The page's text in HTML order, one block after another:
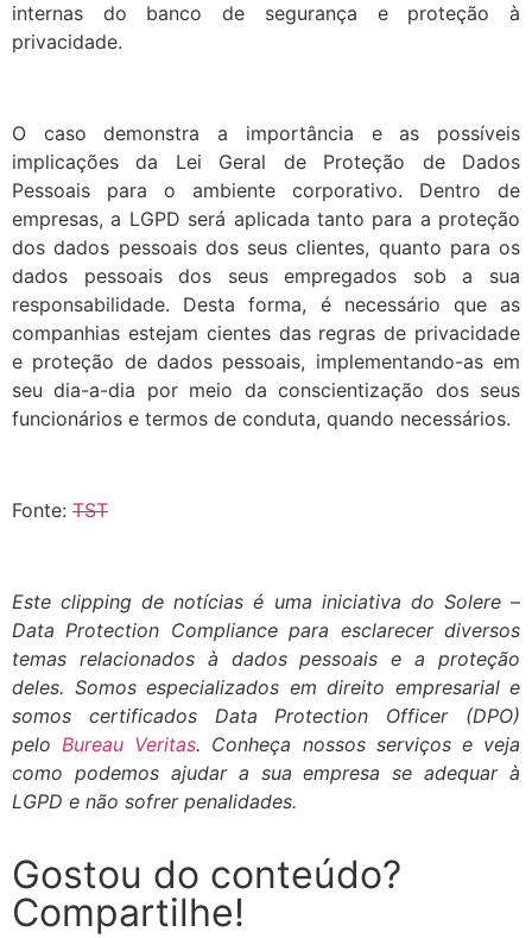
internas do banco de segurança e proteção à
privacidade.
O caso demonstra a importância e as possíveis
implicações da Lei Geral de Proteção de Dados
Pessoais para o ambiente corporativo. Dentro de
empresas, a LGPD será aplicada tanto para a proteção
dos dados pessoais dos seus clientes, quanto para os
dados pessoais dos seus empregados sob a sua
responsabilidade. Desta forma, é necessário que as
companhias estejam cientes das regras de privacidade
e proteção de dados pessoais, implementando-as em
seu dia-a-dia por meio da conscientização dos seus
funcionários e termos de conduta, quando necessários.
Fonte: TST
Este clipping de notícias é uma iniciativa do Solere –
Data Protection Compliance para esclarecer diversos
temas relacionados à dados pessoais e a proteção
deles. Somos especializados em direito empresarial e
somos certificados Data Protection Officer (DPO)
pelo Bureau Veritas. Conheça nossos serviçose veja
como podemos ajudar a sua empresa se adequar à
LGPD e não sofrer penalidades.
Gostou do conteúdo?
Compartilhe!